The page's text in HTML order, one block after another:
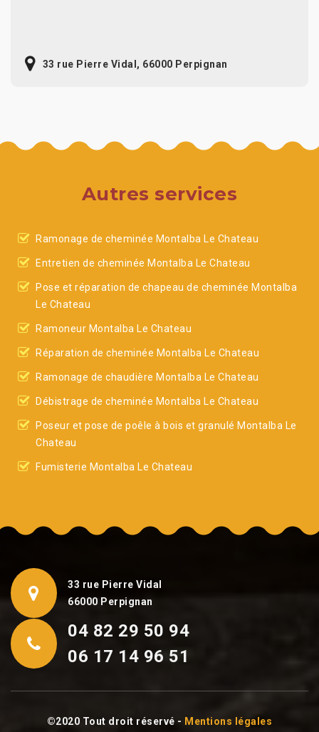
33 rue Pierre Vidal, 66000 Perpignan
Autres services
Ramonage de cheminée Montalba Le Chateau
Entretien de cheminée Montalba Le Chateau
Pose et réparation de chapeau de cheminée Montalba
Le Chateau
Ramoneur Montalba Le Chateau
Réparation de cheminée Montalba Le Chateau
Ramonage de chaudière Montalba Le Chateau
Débistrage de cheminée Montalba Le Chateau
Poseur et pose de poêle à bois et granulé Montalba Le
Chateau
Fumisterie Montalba Le Chateau
33 rue Pierre Vidal
66000 Perpignan
04 82 29 50 94
06 17 14 96 51
©2020 Tout droit réservé - Mentions légales